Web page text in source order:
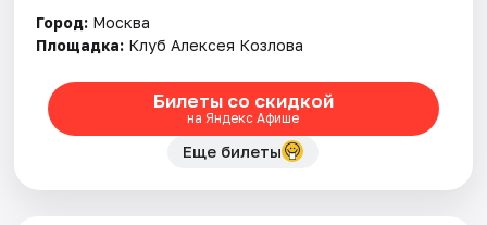
Город: Москва
Площадка: Клуб Алексея Козлова
Билеты со скидкой
на Яндекс Афише
Еще билеты